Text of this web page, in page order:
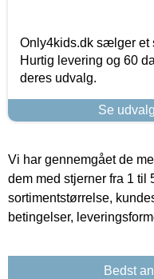
Only4kids.dk sælger et
Hurtig levering og 60
deres udvalg.
Se
Vi har gennemgået de
dem med stjerner fra 1 til
sortimentstørrelse,
betingelser,
Bedst